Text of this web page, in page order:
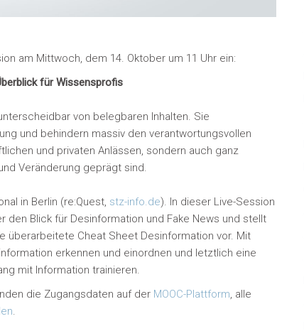
am Mittwoch, dem 14. Oktober um 11 Uhr ein:
für Wissensprofis
von belegbaren Inhalten. Sie
und behindern massiv den verantwortungsvollen
und privaten Anlässen, sondern auch ganz
Veränderung geprägt sind.
in Berlin (re:Quest, stz-info.de). In dieser Live-Session
den Blick für Desinformation und Fake News und stellt
überarbeitete Cheat Sheet Desinformation vor. Mit
erkennen und einordnen und letztlich eine
mit Information trainieren.
die Zugangsdaten auf der MOOC-Plattform, alle
.